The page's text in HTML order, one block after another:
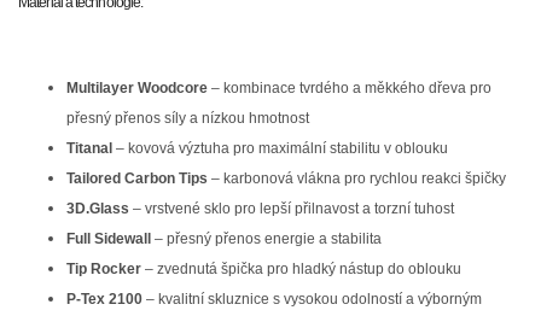
Multilayer Woodcore – kombinace tvrdého a měkkého dřeva pro
přesný přenos síly a nízkou hmotnost
Titanal – kovová výztuha pro maximální stabilitu v oblouku
Tailored Carbon Tips – karbonová vlákna pro rychlou reakci špičky
3D.Glass – vrstvené sklo pro lepší přilnavost a torzní tuhost
Full Sidewall
– přesný přenos energie a stabilita
Tip Rocker – zvednutá špička pro hladký nástup do oblouku
P-Tex 2100 – kvalitní skluznice s vysokou odolností a výborným